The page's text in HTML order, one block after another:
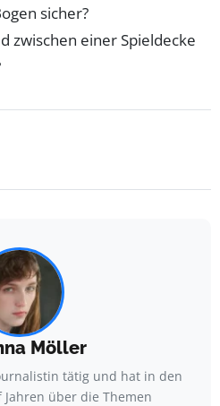
sicher?
zwischen einer Spieldecke
Möller
tätig und hat in den
über die Themen